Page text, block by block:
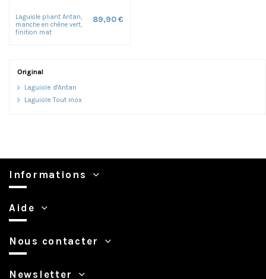
Laguiole pliant Antan,
manche en chêne vert,
finition mat
89,90 €
Original
Laguiole d'Antan
Laguiole Tout inox
Informations
Aide
Nous contacter
Newsletter